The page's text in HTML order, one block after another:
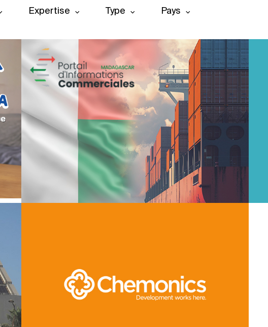
Expertise Type Pays
Lilas
E-retail
Marketing Digital & Com 360°
Plateformes digitales
Stratégie Social Media
Activation digitale & média
Applications Mobiles
Web, Intranet et Extranet